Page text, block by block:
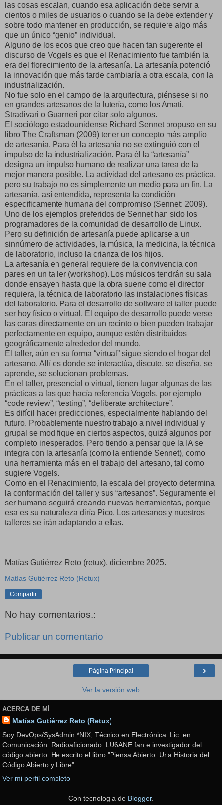
las cosas escalan, cuando esa aplicación debe servir a
cientos o miles de usuarios o cuando se la debe extender y
sobre todo mantener en producción, se requiere algo más
que un único “genio” individual.
Alguno de los ecos que creo que hacen tan sugerente el
discurso de Vogels es que el Renacimiento fue también la
era del florecimiento de la artesanía. La artesanía potenció
la innovación que más tarde cambiaría a otra escala, con la
industrialización.
No fue solo en el campo de la arquitectura, piénsese si no
en grandes artesanos de la lutería, como los Amati,
Stradivari o Guarneri por citar solo algunos.
El sociólogo estadounidense Richard Sennet propuso en su
libro The Craftsman (2009) tener un concepto más amplio
de artesanía. Para él la artesanía no se extinguió con el
impulso de la industrialización. Para él la “artesanía”
designa un impulso humano de realizar una tarea de la
mejor manera posible. La actividad del artesano es práctica,
pero su trabajo no es simplemente un medio para un fin. La
artesanía, así entendida, representa la condición
específicamente humana del compromiso (Sennet: 2009).
Uno de los ejemplos preferidos de Sennet han sido los
programadores de la comunidad de desarrollo de Linux.
Pero su definición de artesanía puede aplicarse a un
sinnúmero de actividades, la música, la medicina, la técnica
de laboratorio, incluso la crianza de los hijos.
La artesanía en general requiere de la convivencia con
pares en un taller (workshop). Los músicos tendrán su sala
donde ensayen hasta que la obra suene como el director
requiera, la técnica de laboratorio las instalaciones físicas
del laboratorio. Para el desarrollo de software el taller puede
ser hoy físico o virtual. El equipo de desarrollo puede verse
las caras directamente en un recinto o bien pueden trabajar
perfectamente en equipo, aunque estén distribuidos
geográficamente alrededor del mundo.
El taller, aún en su forma “virtual” sigue siendo el hogar del
artesano. Allí es donde se interactúa, discute, se diseña, se
aprende, se solucionan problemas.
En el taller, presencial o virtual, tienen lugar algunas de las
prácticas a las que hacía referencia Vogels, por ejemplo
“code review”, “testing”, “deliberate architecture”.
Es difícil hacer predicciones, especialmente hablando del
futuro. Probablemente nuestro trabajo a nivel individual y
grupal se modifique en ciertos aspectos, quizá algunos por
completo inesperados. Pero tiendo a pensar que la IA se
integra con la artesanía (como la entiende Sennet), como
una herramienta más en el trabajo del artesano, tal como
sugiere Vogels.
Como en el Renacimiento, la escala del proyecto determina
la conformación del taller y sus “artesanos”. Seguramente el
ser humano seguirá creando nuevas herramientas, porque
esa es su naturaleza diría Pico. Los artesanos y nuestros
talleres se irán adaptando a ellas.
Matías Gutiérrez Reto (retux), diciembre 2025.
Matías Gutiérrez Reto (Retux)
Compartir
No hay comentarios.:
Publicar un comentario
›
Página Principal
Ver la versión web
ACERCA DE MÍ
Matías Gutiérrez Reto (Retux)
Soy DevOps/SysAdmin *NIX, Técnico en Electrónica, Lic. en
Comunicación. Radioaficionado: LU6ANE fan e investigador del
código abierto. He escrito el libro "Piensa Abierto: Una Historia del
Código Abierto y Libre"
Ver mi perfil completo
Con tecnología de Blogger.